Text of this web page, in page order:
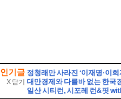
인기글
X 닫기 대만경제와 다를바 없는 한국